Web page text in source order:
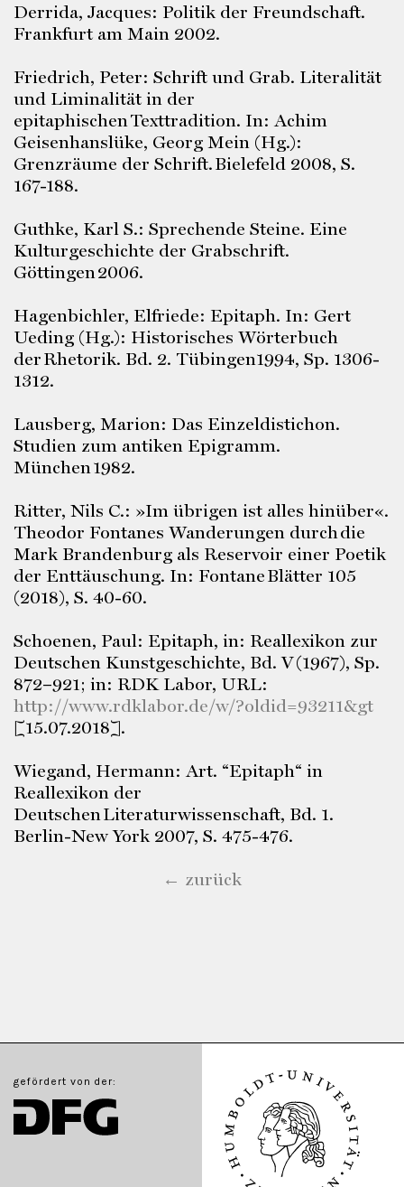
Derrida, Jacques: Politik der Freundschaft.
Frankfurt am Main 2002.
Friedrich, Peter: Schrift und Grab. Literalität
und Liminalität in der
epitaphischen Texttradition. In: Achim
Geisenhanslüke, Georg Mein (Hg.):
Grenzräume der Schrift. Bielefeld 2008, S.
167-188.
Guthke, Karl S.: Sprechende Steine. Eine
Kulturgeschichte der Grabschrift.
Göttingen 2006.
Hagenbichler, Elfriede: Epitaph. In: Gert
Ueding (Hg.): Historisches Wörterbuch
der Rhetorik. Bd. 2. Tübingen1994, Sp. 1306-
1312.
Lausberg, Marion: Das Einzeldistichon.
Studien zum antiken Epigramm.
München 1982.
Ritter, Nils C.: »Im übrigen ist alles hinüber«.
Theodor Fontanes Wanderungen durch die
Mark Brandenburg als Reservoir einer Poetik
der Enttäuschung. In: Fontane Blätter 105
(2018), S. 40-60.
Schoenen, Paul: Epitaph, in: Reallexikon zur
Deutschen Kunstgeschichte, Bd. V (1967), Sp.
872–921; in: RDK Labor, URL:
http://www.rdklabor.de/w/?oldid=93211&gt
[15.07.2018].
Wiegand, Hermann: Art. “Epitaph“ in
Reallexikon der
Deutschen Literaturwissenschaft, Bd. 1.
Berlin-New York 2007, S. 475-476.
← zurück
gefördert von der: